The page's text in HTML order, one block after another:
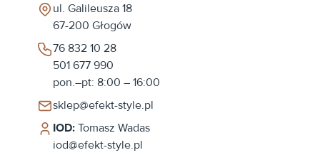
ul. Galileusza 18
67-200 Głogów
76 832 10 28
501 677 990
pon.–pt: 8:00 – 16:00
sklep@efekt-style.pl
IOD: Tomasz Wadas
iod@efekt-style.pl